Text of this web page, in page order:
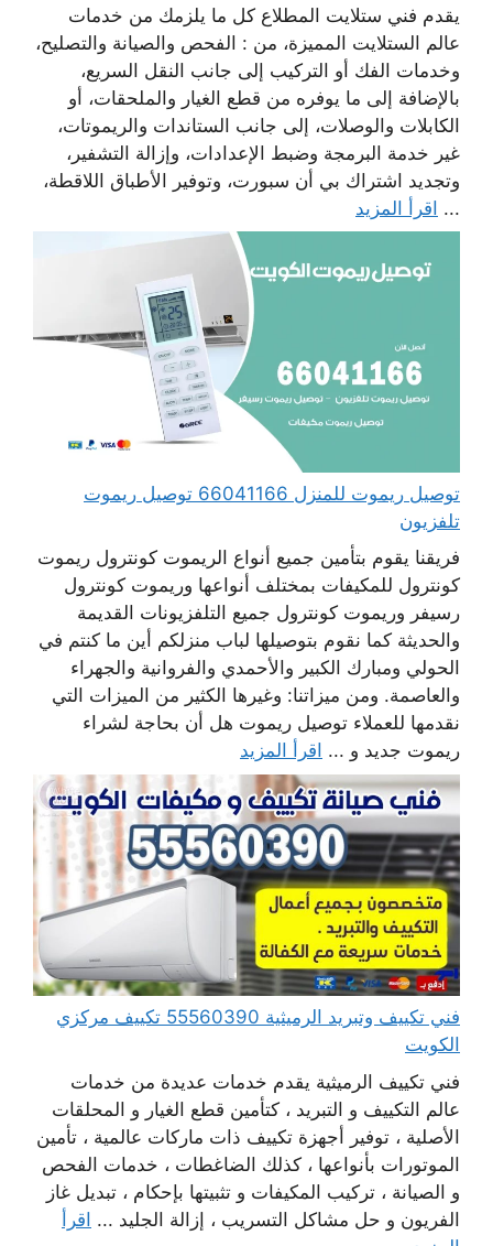
يقدم فني ستلايت المطلاع كل ما يلزمك من خدمات
عالم الستلايت المميزة، من : الفحص والصيانة والتصليح،
وخدمات الفك أو التركيب إلى جانب النقل السريع،
بالإضافة إلى ما يوفره من قطع الغيار والملحقات، أو
الكابلات والوصلات، إلى جانب الستاندات والريموتات،
غير خدمة البرمجة وضبط الإعدادات، وإزالة التشفير،
وتجديد اشتراك بي أن سبورت، وتوفير الأطباق اللاقطة،
... اقرأ المزيد
توصيل ريموت للمنزل 66041166 توصيل ريموت
تلفزيون
فريقنا يقوم بتأمين جميع أنواع الريموت كونترول ريموت
كونترول للمكيفات بمختلف أنواعها وريموت كونترول
رسيفر وريموت كونترول جميع التلفزيونات القديمة
والحديثة كما نقوم بتوصيلها لباب منزلكم أين ما كنتم في
الحولي ومبارك الكبير والأحمدي والفروانية والجهراء
والعاصمة. ومن ميزاتنا: وغيرها الكثير من الميزات التي
نقدمها للعملاء توصيل ريموت هل أن بحاجة لشراء
ريموت جديد و ... اقرأ المزيد
فني تكييف وتبريد الرميثية 55560390 تكييف مركزي
الكويت
فني تكييف الرميثية يقدم خدمات عديدة من خدمات
عالم التكييف و التبريد ، كتأمين قطع الغيار و المحلقات
الأصلية ، توفير أجهزة تكييف ذات ماركات عالمية ، تأمين
الموتورات بأنواعها ، كذلك الضاغطات ، خدمات الفحص
و الصيانة ، تركيب المكيفات و تثبيتها بإحكام ، تبديل غاز
الفريون و حل مشاكل التسريب ، إزالة الجليد ... اقرأ